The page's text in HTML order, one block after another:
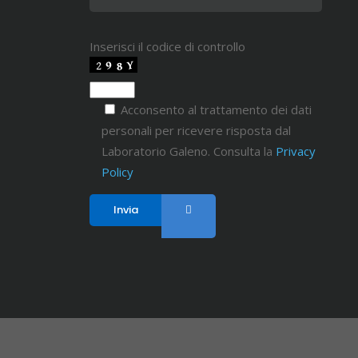
Inserisci il codice di controllo
Acconsento al trattamento dei dati
personali per ricevere risposta dal
Laboratorio Galeno. Consulta la Privacy
Policy